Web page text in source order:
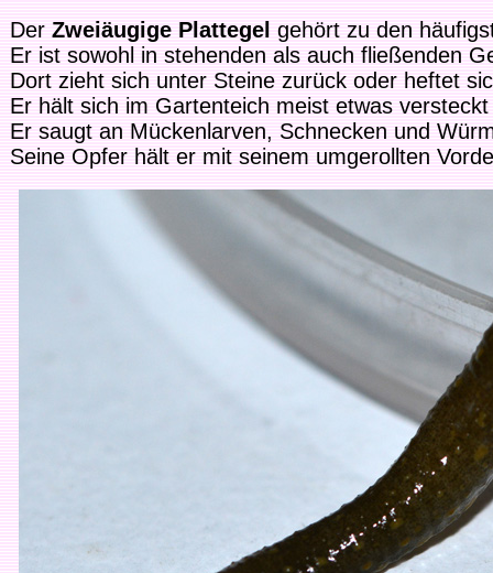
DerZweiäugige Plattegelgehört zu den
Er ist sowohl in stehenden als auch fließenden
Dort zieht sich unter Steine zurück oder heftet
Er hält sich im Gartenteich meist etwas
Er saugt an Mückenlarven, Schnecken und
Seine Opfer hält er mit seinem umgerollten